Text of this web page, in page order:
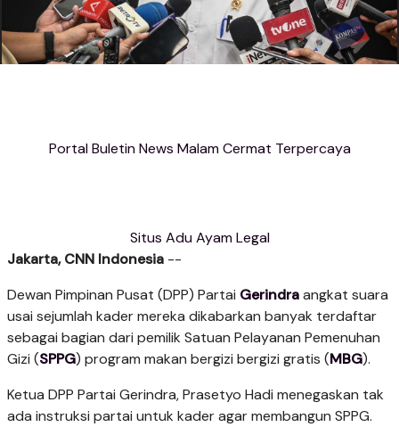
Portal Buletin News Malam Cermat Terpercaya
Situs Adu Ayam Legal
Jakarta, CNN Indonesia --
Dewan Pimpinan Pusat (DPP) Partai Gerindraangkat suara
usai sejumlah kader mereka dikabarkan banyak terdaftar
sebagai bagian dari pemilik Satuan Pelayanan Pemenuhan
Gizi (SPPG) program makan bergizi bergizi gratis (MBG).
Ketua DPP Partai Gerindra, Prasetyo Hadi menegaskan tak
ada instruksi partai untuk kader agar membangun SPPG.